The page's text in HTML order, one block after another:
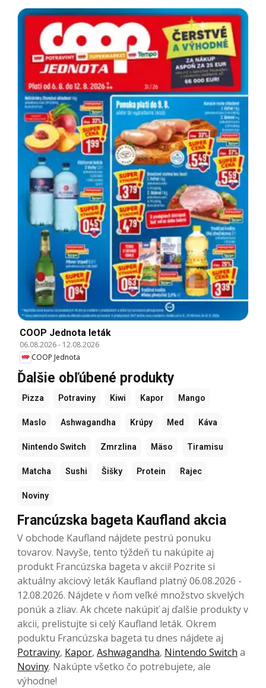
COOP Jednota leták
06.08.2026- 12.08.2026
COOP Jednota
Ďalšie obľúbené produkty
Pizza Potraviny Kiwi Kapor Mango
Maslo Ashwagandha Krúpy Med Káva
Nintendo Switch Zmrzlina Mäso Tiramisu
Matcha Sushi Šišky Protein Rajec
Noviny
Francúzska bageta Kaufland akcia
V obchode Kaufland nájdete pestrú ponuku
tovarov. Navyše, tento týždeň tu nakúpite aj
produkt Francúzska bageta v akcii! Pozrite si
aktuálny akciový leták Kaufland platný 06.08.2026 -
12.08.2026. Nájdete v ňom veľké množstvo skvelých
ponúk a zliav. Ak chcete nakúpiť aj ďalšie produkty v
akcii, prelistujte si celý Kaufland leták. Okrem
poduktu Francúzska bageta tu dnes nájdete aj
Potraviny, Kapor, Ashwagandha, Nintendo Switch a
Noviny. Nakúpte všetko čo potrebujete, ale
výhodne!